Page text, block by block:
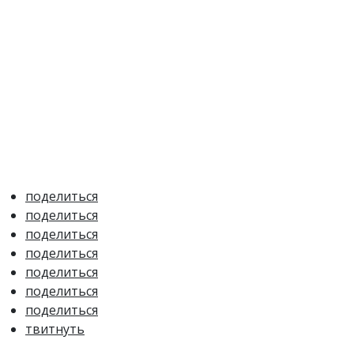
поделиться
поделиться
поделиться
поделиться
поделиться
поделиться
поделиться
твитнуть